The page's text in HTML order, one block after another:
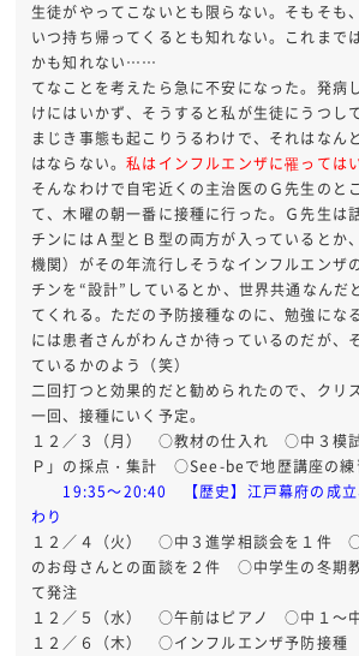
生徒がやってこないとも限らない。そもそも
いつ持ち帰ってくるとも知れない。これまで
かも知れない……
てなことを考えたら急に不安になった。発病
けにはいかず、そうすると私が生徒にうつし
まじき事態も起こりうるわけで、それはなん
はならない。私はインフルエンザに罹っては
そんなわけで自宅近くの主治医のＧ先生のと
て、木曜の朝一番に接種に行った。Ｇ先生は
チンにはＡ型とＢ型の両方が入っているとか
機関）がその年流行しそうなインフルエンザ
チンを“設計”しているとか、世界共通なんだ
てくれる。ただの予防接種なのに、勉強にな
には患者さんがわんさか待っているのだが、
ているかのよう（笑）
二回打つと効果的だと勧められたので、クリ
一回、接種にいく予定。
１２／３（月） ○教材の仕入れ ○中３模試
Ｐ」の採点・集計 ○See-beで地歴講座の
19:35～20:40 【歴史】江戸幕府の成立
わり
１２／４（火） ○中３進学相談会を１件
のお母さんとの面談を２件 ○中学生の冬期
て発注
１２／５（水） ○午前はピアノ ○中１～
１２／６（木） ○インフルエンザ予防接